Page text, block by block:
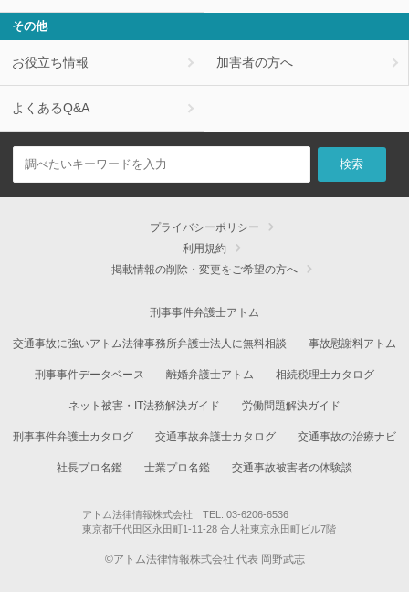
その他
お役立ち情報 加害者の方へ
よくあるQ&A
プライバシーポリシー
利用規約
掲載情報の削除・変更をご希望の方へ
刑事事件弁護士アトム
交通事故に強いアトム法律事務所弁護士法人に無料相談 事故慰謝料アトム
刑事事件データベース 離婚弁護士アトム 相続税理士カタログ
ネット被害・IT法務解決ガイド 労働問題解決ガイド
刑事事件弁護士カタログ 交通事故弁護士カタログ 交通事故の治療ナビ
社長プロ名鑑 士業プロ名鑑 交通事故被害者の体験談
アトム法律情報株式会社 TEL: 03-6206-6536
東京都千代田区永田町1-11-28 合人社東京永田町ビル7階
©アトム法律情報株式会社 代表 岡野武志